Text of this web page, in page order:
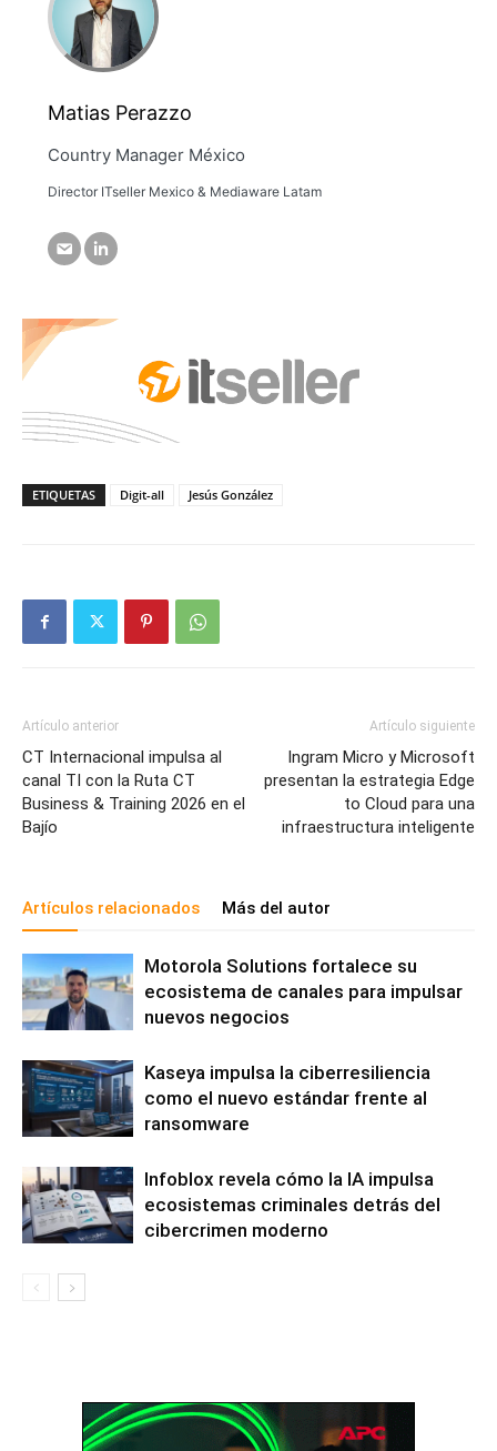
Matias Perazzo
Country Manager México
Director ITseller Mexico & Mediaware Latam
ETIQUETAS Digit-all Jesús González
Artículo anterior
CT Internacional impulsa al
canal TI con la Ruta CT
Business & Training 2026 en el
Bajío
Artículo siguiente
Ingram Micro y Microsoft
presentan la estrategia Edge
to Cloud para una
infraestructura inteligente
Artículos relacionados Más del autor
Motorola Solutions fortalece su
ecosistema de canales para impulsar
nuevos negocios
Kaseya impulsa la ciberresiliencia
como el nuevo estándar frente al
ransomware
Infoblox revela cómo la IA impulsa
ecosistemas criminales detrás del
cibercrimen moderno